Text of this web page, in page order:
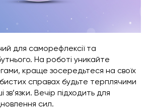
для саморефлексії та
На роботі уникайте
краще зосередьтеся на своїх
справах будьте терплячими
зв’язки. Вечір підходить для
сил.